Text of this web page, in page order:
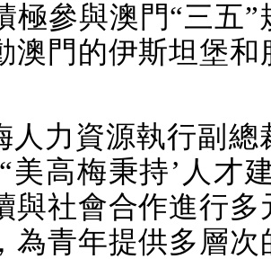
極參與澳門“三五”
澳門的伊斯坦堡和
人力資源執行副總
美高梅秉持’ 人才
與社會合作進行多
為青年提供多層次